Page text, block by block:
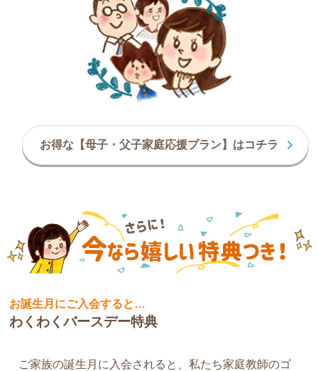
お得な【母子・父子家庭応援プラン】はコチラ
お誕生月にご入会すると…
わくわくバースデー特典
ご家族の誕生月に入会されると、私たち家庭教師のゴ